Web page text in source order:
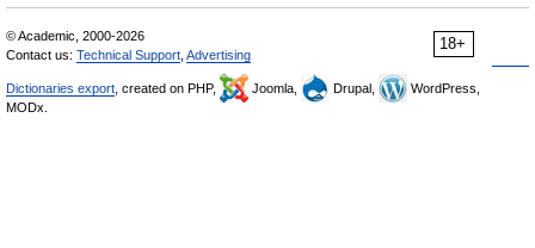
18+
© Academic, 2000-2026
Contact us: Technical Support Advertising
Dictionaries export , created on PHP, Joomla, Drupal,
WordPress,
MODx.